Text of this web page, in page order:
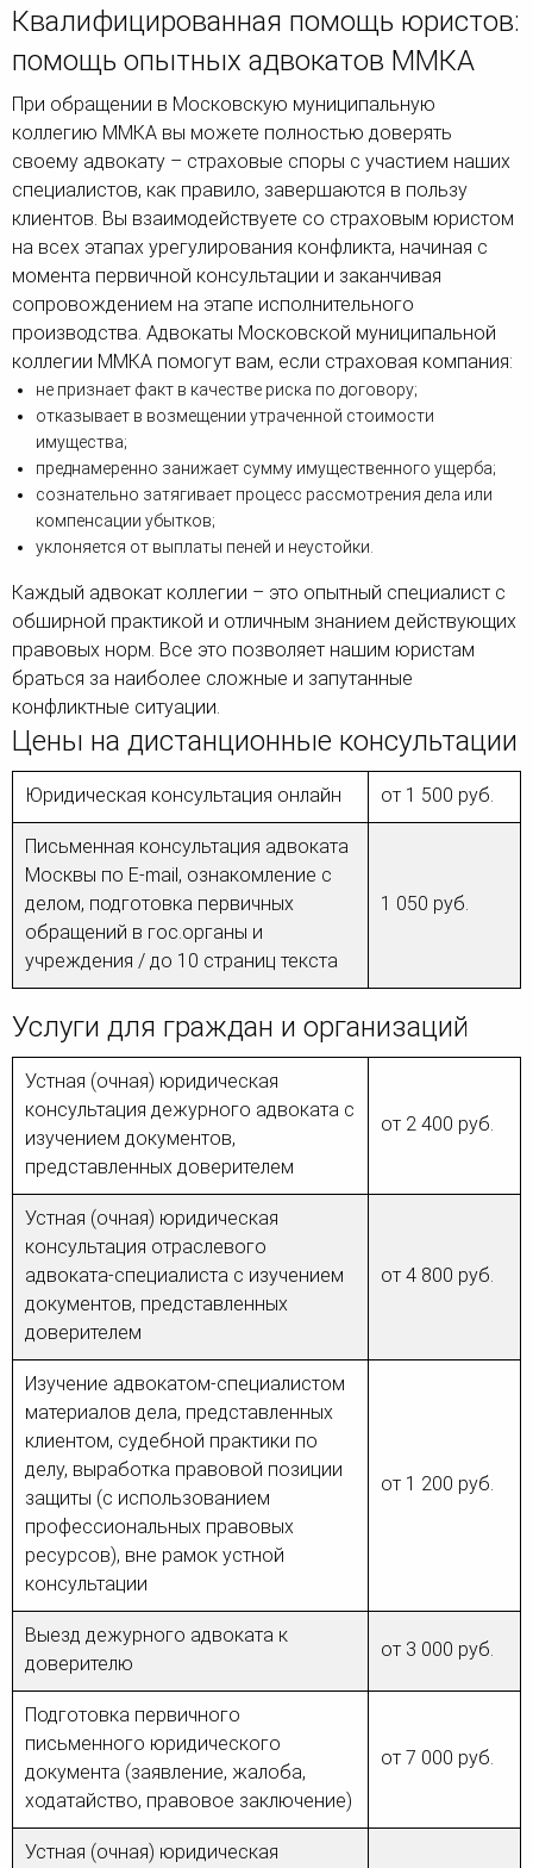
Квалифицированная помощь юристов:
помощь опытных адвокатов ММКА
При обращении в Московскую муниципальную
коллегию ММКА вы можете полностью доверять
своему адвокату – страховые споры с участием наших
специалистов, как правило, завершаются в пользу
клиентов. Вы взаимодействуете со страховым юристом
на всех этапах урегулирования конфликта, начиная с
момента первичной консультации и заканчивая
сопровождением на этапе исполнительного
производства. Адвокаты Московской муниципальной
коллегии ММКА помогут вам, если страховая компания:
не признает факт в качестве риска по договору;
отказывает в возмещении утраченной стоимости
имущества;
преднамеренно занижает сумму имущественного ущерба;
сознательно затягивает процесс рассмотрения дела или
компенсации убытков;
уклоняется от выплаты пеней и неустойки.
Каждый адвокат коллегии – это опытный специалист с
обширной практикой и отличным знанием действующих
правовых норм. Все это позволяет нашим юристам
браться за наиболее сложные и запутанные
конфликтные ситуации.
Цены на дистанционные консультации
Юридическая консультация онлайн от 1 500 руб.
Письменная консультация адвоката
Москвы по E-mail, ознакомление с
делом, подготовка первичных
обращений в гос.органы и
учреждения / до 10 страниц текста
1 050 руб.
Услуги для граждан и организаций
Устная (очная) юридическая
консультация дежурного адвоката с
изучением документов,
представленных доверителем
от 2 400 руб.
Устная (очная) юридическая
консультация отраслевого
адвоката-специалиста с изучением
документов, представленных
доверителем
от 4 800 руб.
Изучение адвокатом-специалистом
материалов дела, представленных
клиентом, судебной практики по
делу, выработка правовой позиции
защиты (с использованием
профессиональных правовых
ресурсов), вне рамок устной
консультации
от 1 200 руб.
Выезд дежурного адвоката к
доверителю
от 3 000 руб.
Подготовка первичного
письменного юридического
документа (заявление, жалоба,
ходатайство, правовое заключение)
от 7 000 руб.
Устная (очная) юридическая